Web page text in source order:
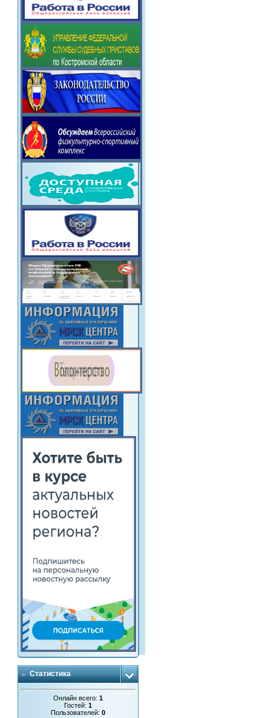
Статистика
Онлайн всего:1
Гостей:1
Пользователей:0